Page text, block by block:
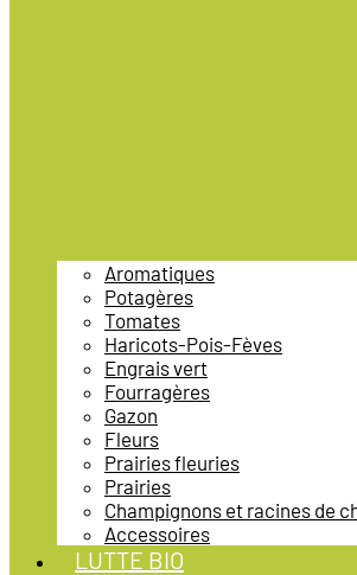
Aromatiques
Potagères
Tomates
Haricots-Pois-Fèves
Engrais vert
Fourragères
Gazon
Fleurs
Prairies fleuries
Prairies
Champignons et racines de
Accessoires
LUTTE BIO